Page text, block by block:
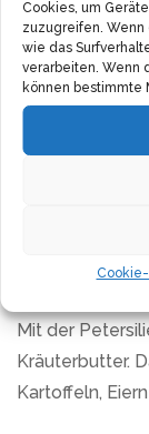
Cookies, um
zuzugreifen. Wenn
wie das
verarbeiten. Wenn
können bestimmte
Die
Würze passt
Dressings.
Mit der
Kräuterbutter.
Kartoffeln,